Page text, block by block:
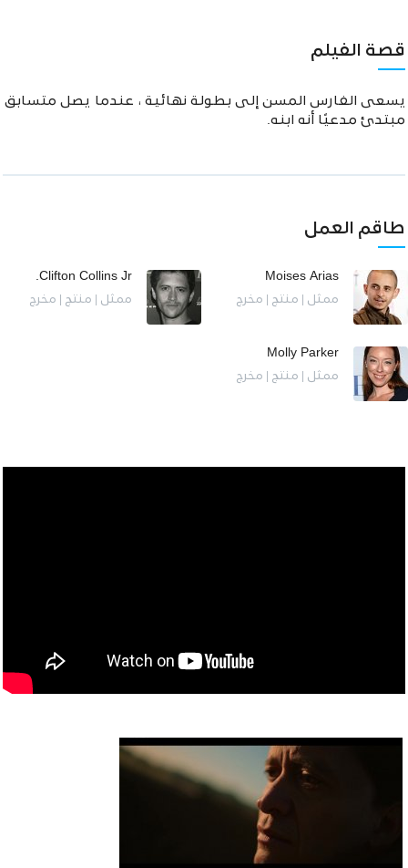
قصة الفيلم
يسعى الفارس المسن إلى بطولة نهائية ، عندما يصل متسابق
مبتدئ مدعيًا أنه ابنه.
طاقم العمل
Moises Arias
ممثل | منتج | مخرج
Clifton Collins Jr.
ممثل | منتج | مخرج
Molly Parker
ممثل | منتج | مخرج